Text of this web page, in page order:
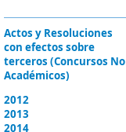
Actos y Resoluciones
con efectos sobre
terceros (Concursos No
Académicos)
2012
2013
2014